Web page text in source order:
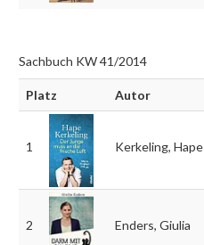
Sachbuch KW 41/2014
Platz Autor
1 Kerkeling, Hape
2 Enders, Giulia